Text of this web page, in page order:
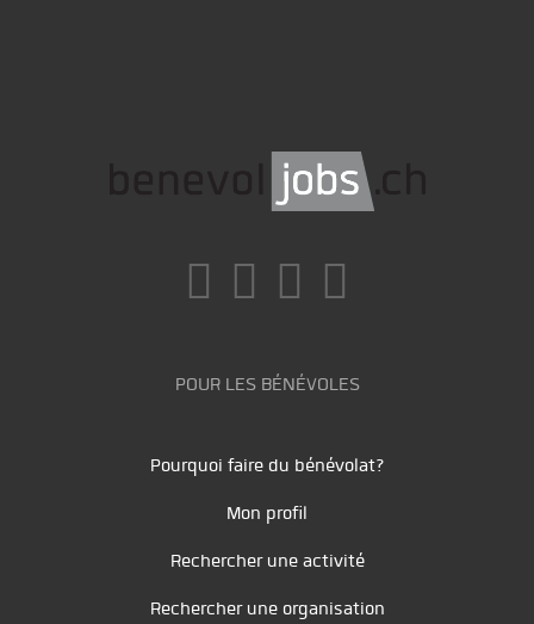
POUR LES BÉNÉVOLES
Pourquoi faire du bénévolat?
Mon profil
Rechercher une activité
Rechercher une organisation